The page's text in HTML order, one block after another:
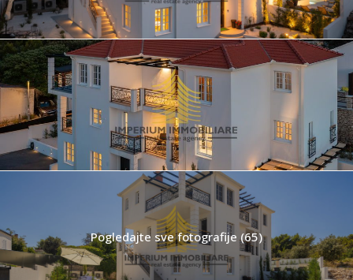
Pogledajte sve fotografije (65)